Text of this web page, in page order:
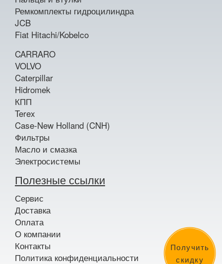
Получить
скидку
Ремкомплекты гидроцилиндра
JCB
Fiat Hitachi/Kobelco
CARRARO
VOLVO
Caterpillar
Hidromek
КПП
Terex
Case-New Holland (CNH)
Фильтры
Масло и смазка
Электросистемы
Полезные ссылки
Сервис
Доставка
Оплата
О компании
Контакты
Политика конфиденциальности